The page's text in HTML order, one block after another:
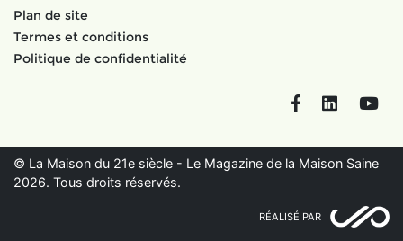
Plan de site
Termes et conditions
Politique de confidentialité
FacebookLinkedIn
© La Maison du 21e siècle - Le Magazine de la Maison Saine
2026. Tous droits réservés.
RÉALISÉ PAR